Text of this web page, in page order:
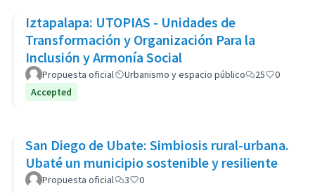
Iztapalapa: UTOPIAS - Unidades de
Transformación y Organización Para la
Inclusión y Armonía Social
Propuesta oficial Urbanismo y espacio público 25
0
Accepted
San Diego de Ubate: Simbiosis rural-urbana.
Ubaté un municipio sostenible y resiliente
Propuesta oficial 3 0